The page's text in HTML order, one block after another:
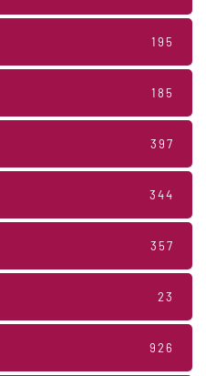
195
185
397
344
357
23
926